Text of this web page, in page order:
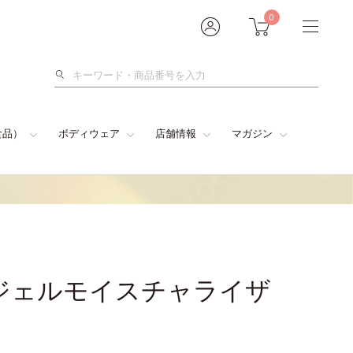
0
検
） ボディウェア 店舗情報 マガジン
ェルモイスチャライザ